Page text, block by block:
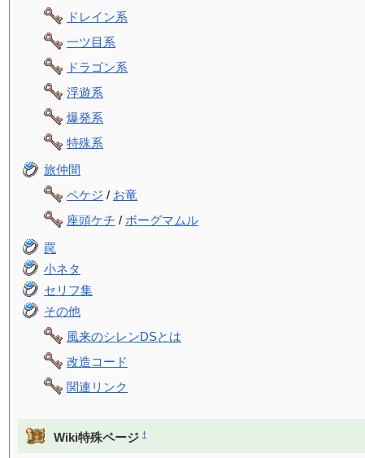
ドレイン系
一ツ目系
ドラゴン系
浮遊系
爆発系
特殊系
旅仲間
ペケジ / お竜
座頭ケチ / ボーグマムル
罠
小ネタ
セリフ集
その他
風来のシレンDSとは
改造コード
関連リンク
Wiki特殊ページ †